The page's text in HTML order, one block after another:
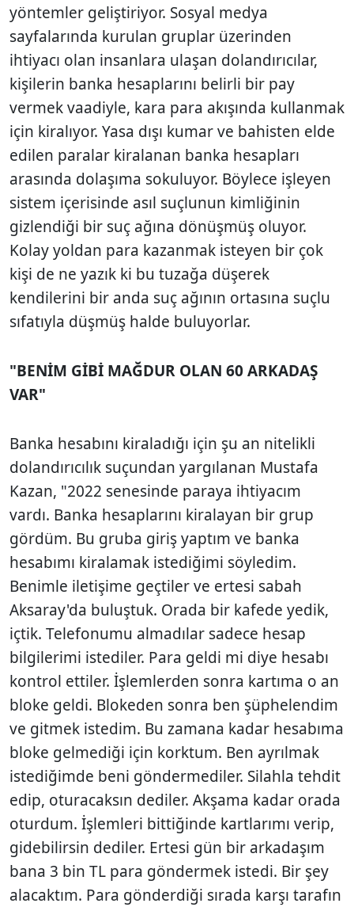
yöntemler geliştiriyor. Sosyal medya
sayfalarında kurulan gruplar üzerinden
ihtiyacı olan insanlara ulaşan dolandırıcılar,
kişilerin banka hesaplarını belirli bir pay
vermek vaadiyle, kara para akışında kullanmak
için kiralıyor. Yasa dışı kumar ve bahisten elde
edilen paralar kiralanan banka hesapları
arasında dolaşıma sokuluyor. Böylece işleyen
sistem içerisinde asıl suçlunun kimliğinin
gizlendiği bir suç ağına dönüşmüş oluyor.
Kolay yoldan para kazanmak isteyen bir çok
kişi de ne yazık ki bu tuzağa düşerek
kendilerini bir anda suç ağının ortasına suçlu
sıfatıyla düşmüş halde buluyorlar.
"BENİM GİBİ MAĞDUR OLAN 60 ARKADAŞ
VAR"
Banka hesabını kiraladığı için şu an nitelikli
dolandırıcılık suçundan yargılanan Mustafa
Kazan, "2022 senesinde paraya ihtiyacım
vardı. Banka hesaplarını kiralayan bir grup
gördüm. Bu gruba giriş yaptım ve banka
hesabımı kiralamak istediğimi söyledim.
Benimle iletişime geçtiler ve ertesi sabah
Aksaray'da buluştuk. Orada bir kafede yedik,
içtik. Telefonumu almadılar sadece hesap
bilgilerimi istediler. Para geldi mi diye hesabı
kontrol ettiler. İşlemlerden sonra kartıma o an
bloke geldi. Blokeden sonra ben şüphelendim
ve gitmek istedim. Bu zamana kadar hesabıma
bloke gelmediği için korktum. Ben ayrılmak
istediğimde beni göndermediler. Silahla tehdit
edip, oturacaksın dediler. Akşama kadar orada
oturdum. İşlemleri bittiğinde kartlarımı verip,
gidebilirsin dediler. Ertesi gün bir arkadaşım
bana 3 bin TL para göndermek istedi. Bir şey
alacaktım. Para gönderdiği sırada karşı tarafın